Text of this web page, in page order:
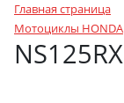
Главная страница
Мотоциклы HONDA
NS125RX